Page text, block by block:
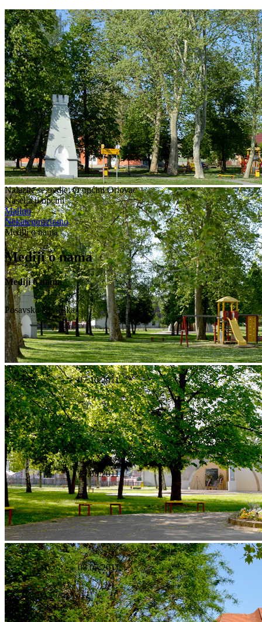
Nalazite se ovdje:O općini Oriovac
Naselja u općini
Malino
Nekategorizirano
Mediji o nama
Mediji o nama
Mediji o nama
Posavska Hrvatska
07.10.2011.
19.08.2011.
08.07.2011.